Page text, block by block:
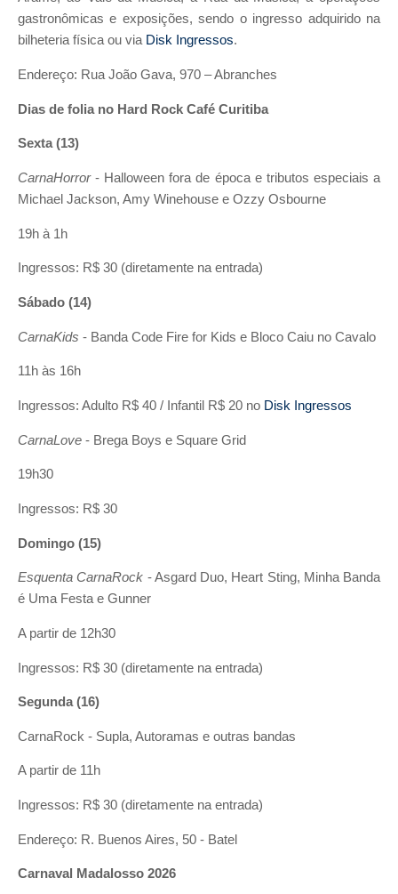
gastronômicas e exposições, sendo o ingresso adquirido na
bilheteria física ou via Disk Ingressos.
Endereço: Rua João Gava, 970 – Abranches
Dias de folia no Hard Rock Café Curitiba
Sexta (13)
CarnaHorror- Halloween fora de época e tributos especiais a
Michael Jackson, Amy Winehouse e Ozzy Osbourne
19h à 1h
Ingressos: R$ 30 (diretamente na entrada)
Sábado (14)
CarnaKids - Banda Code Fire for Kids e Bloco Caiu no Cavalo
11h às 16h
Ingressos: Adulto R$ 40 / Infantil R$ 20 no Disk Ingressos
CarnaLove - Brega Boys e Square Grid
19h30
Ingressos: R$ 30
Domingo (15)
Esquenta CarnaRock - Asgard Duo, Heart Sting, Minha Banda
é Uma Festa e Gunner
A partir de 12h30
Ingressos: R$ 30 (diretamente na entrada)
Segunda (16)
CarnaRock - Supla, Autoramas e outras bandas
A partir de 11h
Ingressos: R$ 30 (diretamente na entrada)
Endereço: R. Buenos Aires, 50 - Batel
Carnaval Madalosso 2026